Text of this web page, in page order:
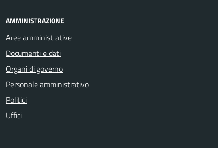
AMMINISTRAZIONE
Aree amministrative
Documenti e dati
Organi di governo
Personale amministrativo
Politici
Uffici